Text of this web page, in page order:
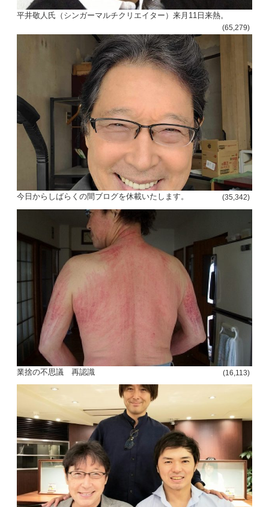
平井敬人氏（シンガーマルチクリエイター）来月11日来熱。
(65,279)
今日からしばらくの間ブログを休載いたします。 (35,342)
業捨の不思議 再認識 (16,113)